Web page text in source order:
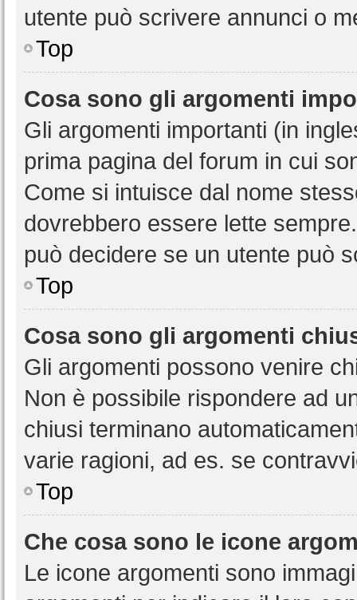
utente può scrivere annunci o
Top
Cosa sono gli argomenti
Gli argomenti importanti (in
prima pagina del forum in cui
Come si intuisce dal nome
dovrebbero essere lette
può decidere se un utente può
Top
Cosa sono gli argomenti
Gli argomenti possono venire
Non è possibile rispondere ad
chiusi terminano
varie ragioni, ad es. se
Top
Che cosa sono le icone
Le icone argomenti sono